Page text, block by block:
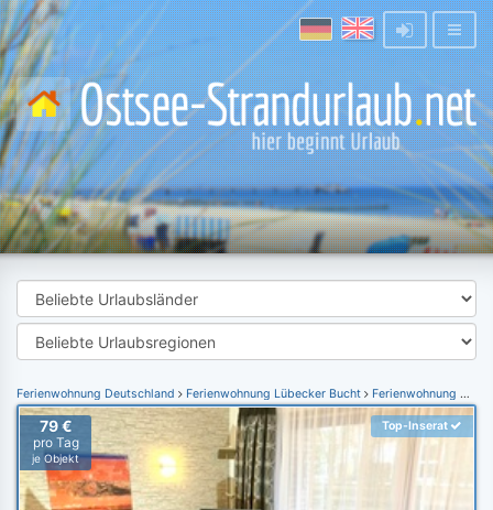
Ferienwohnung Deutschland Ferienwohnung Lübecker Bucht Ferienwohnung Scharbeutz
79 €
pro Tag
je Objekt
Top-Inserat